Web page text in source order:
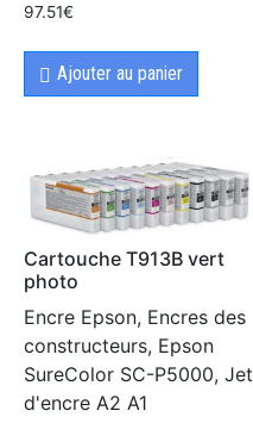
97.51€
Ajouter au panier
Cartouche T913B vert
photo
Encre Epson, Encres des
constructeurs, Epson
SureColor SC-P5000, Jet
d'encre A2 A1